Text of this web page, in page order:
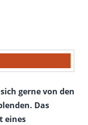
gerne von den
Das
eines